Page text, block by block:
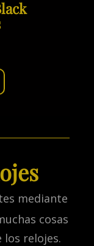
mediante
cosas
los relojes.